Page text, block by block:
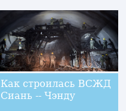
Как строилась ВСЖД
Сиань -- Чэнду